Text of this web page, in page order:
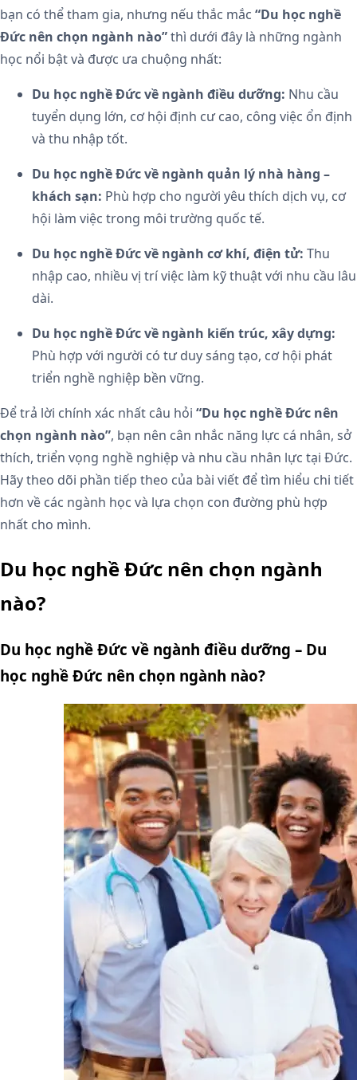
bạn có thể tham gia, nhưng nếu thắc mắc “Du học nghề
Đức nên chọn ngành nào”thì dưới đây là những ngành
học nổi bật và được ưa chuộng nhất:
Du học nghề Đức về ngành điều dưỡng: Nhu cầu
tuyển dụng lớn, cơ hội định cư cao, công việc ổn định
và thu nhập tốt.
Du học nghề Đức về ngành quản lý nhà hàng –
khách sạn: Phù hợp cho người yêu thích dịch vụ, cơ
hội làm việc trong môi trường quốc tế.
Du học nghề Đức về ngành cơ khí, điện tử: Thu
nhập cao, nhiều vị trí việc làm kỹ thuật với nhu cầu lâu
dài.
Du học nghề Đức về ngành kiến trúc, xây dựng:
Phù hợp với người có tư duy sáng tạo, cơ hội phát
triển nghề nghiệp bền vững.
Để trả lời chính xác nhất câu hỏi “Du học nghề Đức nên
chọn ngành nào”, bạn nên cân nhắc năng lực cá nhân, sở
thích, triển vọng nghề nghiệp và nhu cầu nhân lực tại Đức.
Hãy theo dõi phần tiếp theo của bài viết để tìm hiểu chi tiết
hơn về các ngành học và lựa chọn con đường phù hợp
nhất cho mình.
Du học nghề Đức nên chọn ngành
nào?
Du học nghề Đức về ngành điều dưỡng – Du
học nghề Đức nên chọn ngành nào?